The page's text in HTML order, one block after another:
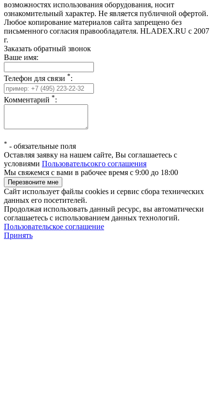
возможностях использования оборудования, носит
ознакомительный характер. Не является публичной офертой.
Любое копирование материалов сайта запрещено без
письменного согласия правообладателя. HLADEX.RU c 2007
г.
Заказать обратный звонок
Ваше имя:
Телефон для связи *:
Комментарий *:
* - обязательные поля
Оставляя заявку на нашем сайте, Вы соглашаетесь с
условиями Пользовательсокго соглашения
Мы свяжемся с вами в рабочее время с 9:00 до 18:00
Сайт использует файлы cookies и сервис сбора технических
данных его посетителей.
Продолжая использовать данный ресурс, вы автоматически
соглашаетесь с использованием данных технологий.
Пользовательское соглашение
Принять